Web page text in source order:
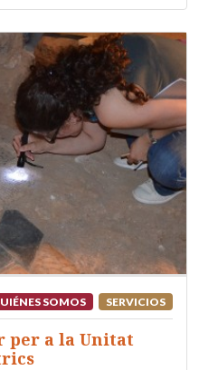
SOMOS SERVICIOS
per a la Unitat